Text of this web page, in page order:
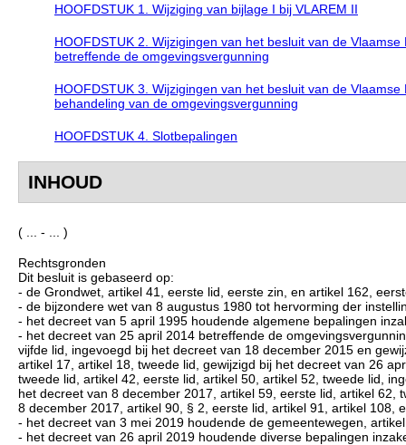
HOOFDSTUK 1. Wijziging van bijlage I bij VLAREM II
HOOFDSTUK 2. Wijzigingen van het besluit van de
betreffende de omgevingsvergunning
HOOFDSTUK 3. Wijzigingen van het besluit van de
behandeling van de omgevingsvergunning
HOOFDSTUK 4. Slotbepalingen
INHOUD
( ... - ... )
Rechtsgronden
Dit besluit is gebaseerd op:
- de Grondwet, artikel 41, eerste lid, eerste zin, en artikel 162,
- de bijzondere wet van 8 augustus 1980 tot hervorming der
- het decreet van 5 april 1995 houdende algemene bepalingen
- het decreet van 25 april 2014 betreffende de
vijfde lid, ingevoegd bij het decreet van 18 december 2015 en
artikel 17, artikel 18, tweede lid, gewijzigd bij het decreet van 26
tweede lid, artikel 42, eerste lid, artikel 50, artikel 52, tweede lid,
het decreet van 8 december 2017, artikel 59, eerste lid, artikel
8 december 2017, artikel 90, § 2, eerste lid, artikel 91, artikel 108,
- het decreet van 3 mei 2019 houdende de gemeentewegen,
- het decreet van 26 april 2019 houdende diverse bepalingen